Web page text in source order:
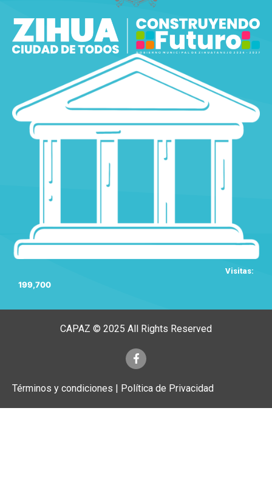
Visitas:
199,700
CAPAZ © 2025 All Rights Reserved
Términos y condiciones | Política de Privacidad